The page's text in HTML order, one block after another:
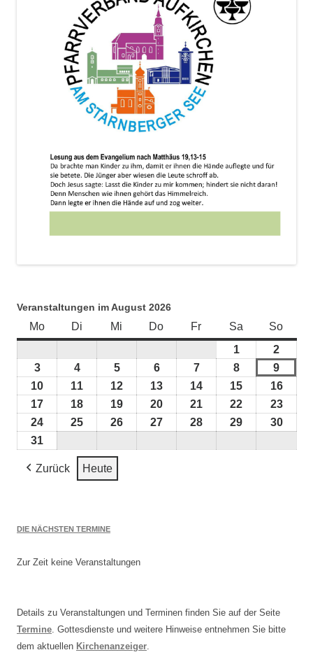
Veranstaltungen im August 2026
MoMontag
Di Dienstag
Mi Mittwoch
Do Donnerstag
Fr FreitagSa Samstag
So
11.
August
2026
2
2026
33.
August
2026
44.
August
2026
55.
August
2026
66.
August
2026
77.
August
2026
88.
August
2026
9
2026
10
August
11
August
12
August
13
August
14
August
15
August
1616.
2026
17
August
18
August
19
August
20
August
21
August
22
August
2323.
24 25
2026
26 27 28 29 3030.
31
August
2026
Zurück Heute
DIE NÄCHSTEN TERMINE
Zur Zeit keine Veranstaltungen
Details zu Veranstaltungen und Terminen finden Sie auf der Seite
Termine . Gottesdienste und weitere Hinweise entnehmen Sie bitte
dem aktuellen Kirchenanzeiger